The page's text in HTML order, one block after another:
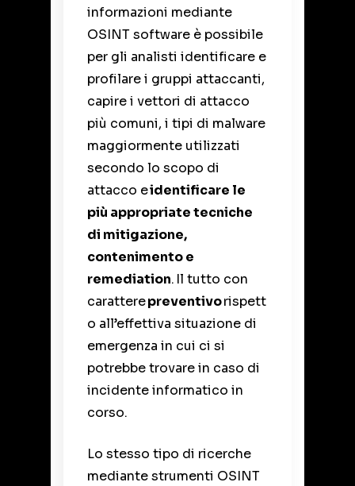
informazioni mediante
OSINT software è possibile
per gli analisti identificare e
profilare i gruppi attaccanti,
capire i vettori di attacco
più comuni, i tipi di malware
maggiormente utilizzati
secondo lo scopo di
attacco eidentificare le
più appropriate tecniche
di mitigazione,
contenimento e
remediation. Il tutto con
caratterepreventivorispett
o all’effettiva situazione di
emergenza in cui ci si
potrebbe trovare in caso di
incidente informatico in
corso.
Lo stesso tipo di ricerche
mediantestrumenti OSINT